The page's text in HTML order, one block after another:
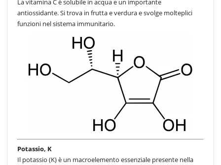
La vitamina C è solubile in acqua e un importante
antiossidante. Si trova in frutta e verdura e svolge molteplici
funzioni nel sistema immunitario.
Potassio, K
Il potassio (K) è un macroelemento essenziale presente nella